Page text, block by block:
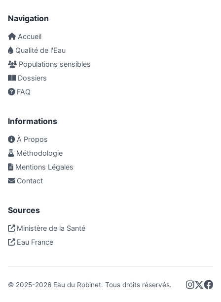
Navigation
Accueil
Qualité de l'Eau
Populations sensibles
Dossiers
FAQ
Informations
À Propos
Méthodologie
Mentions Légales
Contact
Sources
Ministère de la Santé
Eau France
© 2025-2026 Eau du Robinet. Tous droits réservés.